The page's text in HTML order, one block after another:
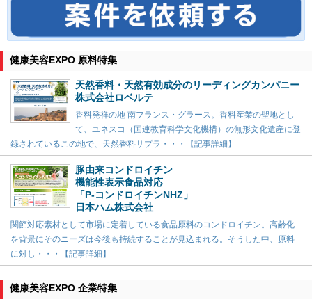
健康美容EXPO 原料特集
天然香料・天然有効成分のリーディングカンパニー
株式会社ロベルテ
香料発祥の地 南フランス・グラース。香料産業の聖地とし
て、ユネスコ（国連教育科学文化機構）の無形文化遺産に登
録されているこの地で、天然香料サプラ・・・【記事詳細】
豚由来コンドロイチン
機能性表示食品対応
「P-コンドロイチンNHZ」
日本ハム株式会社
関節対応素材として市場に定着している食品原料のコンドロイチン。高齢化
を背景にそのニーズは今後も持続することが見込まれる。そうした中、原料
に対し・・・【記事詳細】
健康美容EXPO 企業特集